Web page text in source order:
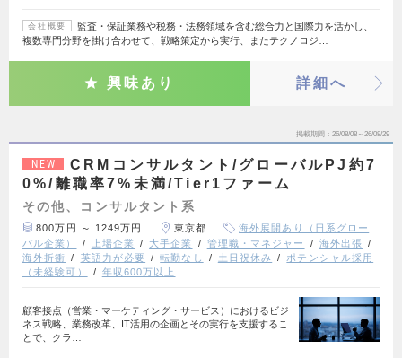
会社概要
監査・保証業務や税務・法務領域を含む総合力と国際力を活かし、
複数専門分野を掛け合わせて、戦略策定から実行、またテクノロジ…
興味あり 詳細へ
掲載期間 26/08/08～26/08/29
NEW
CRMコンサルタント/グローバルPJ約7
0%/離職率7%未満/Tier1ファーム
その他、コンサルタント系
800万円 ～ 1249万円 東京都
海外展開あり（日系グロー
バル企業）
上場企業 大手企業 管理職・マネジャー
海外出張
海外折衝
英語力が必要 転勤なし 土日祝休み
ポテンシャル採用
（未経験可）
年収600万以上
顧客接点（営業・マーケティング・サービス）におけるビジ
ネス戦略、業務改革、IT活用の企画とその実行を支援するこ
とで、クラ…